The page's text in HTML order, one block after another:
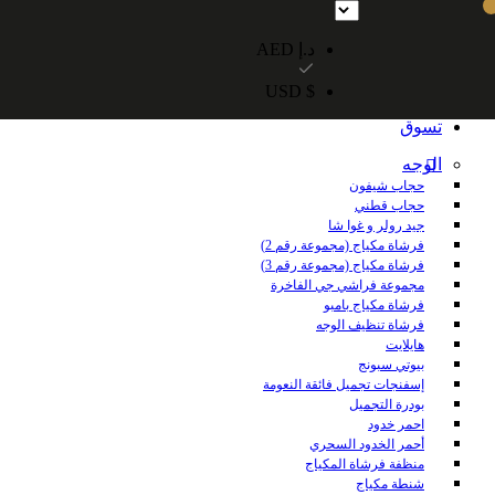
تسوق
الوجه
حجاب شيفون
حجاب قطني
جيد رولر و غوا شا
فرشاة مكياج (مجموعة رقم 2)
فرشاة مكياج (مجموعة رقم 3)
مجموعة فراشي جي الفاخرة
فرشاة مكياج بامبو
فرشاة تنظيف الوجه
هايلايت
بيوتي سبونج
إسفنجات تجميل فائقة النعومة
بودرة التجميل
احمر خدود
أحمر الخدود السحري
منظفة فرشاة المكياج
شنطة مكياج
د.إ AED
$ USD